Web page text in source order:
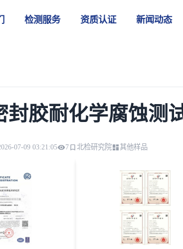
检测服务 资质认证 新闻动态
封胶耐化学腐蚀测
07-09 03:21:05 7 北检研究院 其他样品